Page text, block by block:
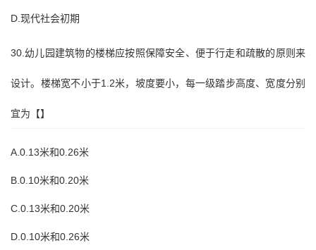
D.现代社会初期
30.幼儿园建筑物的楼梯应按照保障安全、便于行走和疏散的原则来
设计。楼梯宽不小于1.2米，坡度要小，每一级踏步高度、宽度分别
宜为【】
A.0.13米和0.26米
B.0.10米和0.20米
C.0.13米和0.20米
D.0.10米和0.26米